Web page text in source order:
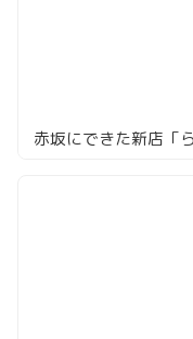
赤坂にできた新店「